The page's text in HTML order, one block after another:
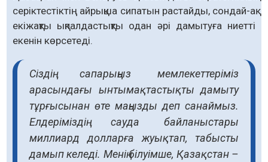
серіктестіктің айрықша сипатын растайды, сондай-ақ
екіжақты ықпалдастықты одан әрі дамытуға ниетті
екенін көрсетеді.
Сіздің сапарыңыз мемлекеттеріміз
арасындағы ынтымақтастықты дамыту
тұрғысынан өте маңызды деп санаймыз.
Елдеріміздің сауда байланыстары
миллиард долларға жуықтап, табысты
дамып келеді. Менің білуімше, Қазақстан –